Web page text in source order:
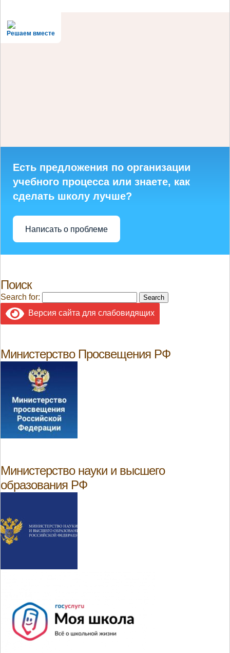
Решаем вместе
Есть предложения по организации
учебного процесса или знаете, как
сделать школу лучше?
Написать о проблеме
Поиск
Search for:
Версия сайта для слабовидящих
Министерство Просвещения РФ
Министерство науки и высшего
образования РФ